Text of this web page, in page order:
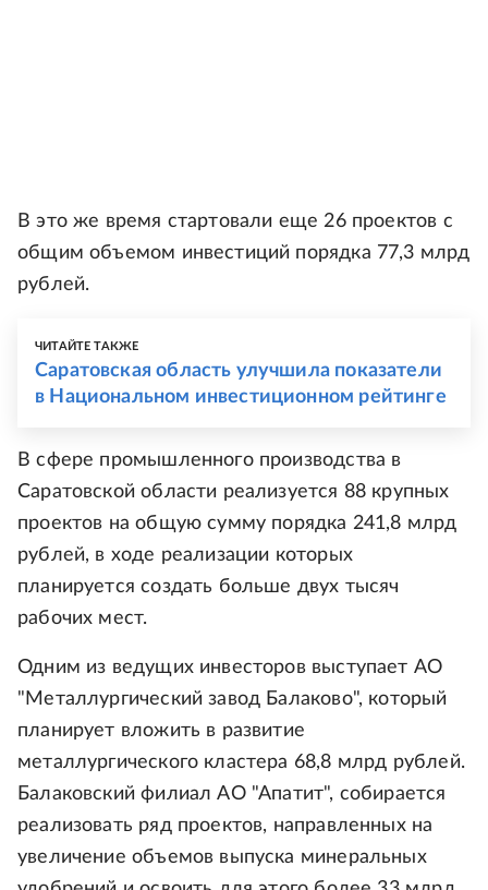
В это же время стартовали еще 26 проектов с
общим объемом инвестиций порядка 77,3 млрд
рублей.
ЧИТАЙТЕ ТАКЖЕ
Саратовская область улучшила показатели
в Национальном инвестиционном рейтинге
В сфере промышленного производства в
Саратовской области реализуется 88 крупных
проектов на общую сумму порядка 241,8 млрд
рублей, в ходе реализации которых
планируется создать больше двух тысяч
рабочих мест.
Одним из ведущих инвесторов выступает АО
"Металлургический завод Балаково", который
планирует вложить в развитие
металлургического кластера 68,8 млрд рублей.
Балаковский филиал АО "Апатит", собирается
реализовать ряд проектов, направленных на
увеличение объемов выпуска минеральных